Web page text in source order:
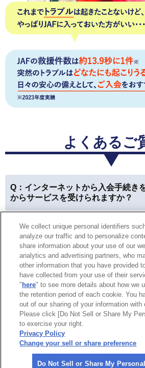
いろいろな優待施設があるので
ていても気になりません。
愛知
会員優待サービス
JAF PLUSのお楽しみクーポンを楽
※JAF PLUSとは年4回お届けする会員向け情報
会員優待サービス
優待を利用できて、本当にお得に
以前はお財布やカバンの中から会
車に入れていた時には利用できなか
ホで会員証を見せることが出来るの
りました。
愛知
会員優待サービス
親戚と温泉へ行ったとき、割引にな
やはり割引があるのは嬉し
よくあるご
Q：インターネットから入会手続き
からサービスを受けられますか？
Q：ロードサービスの救援現場で入
いでのサービスは受けられますか？
特定商取引法に基づく表示
個人情報の取り扱いについて
Do Not
企業情報
©2026 All rights
We collect unique personal identifiers
analyze our traffic and to personalize
share information about your use of our
analytics and advertising partners, who
other information that you have provided
have collected from your use of their
" here" to see more details about how we
the retention period of each cookie. You
out of our sharing of your information with
Please click [Do Not Sell or Share My
to exercise your right.
Privacy Policy
Change your sell or share preference
Do Not Sell or Share My